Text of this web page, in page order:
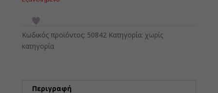
Κωδικός προϊόντος: 50842 Κατηγορία: χωρίς
κατηγορία
Περιγραφή